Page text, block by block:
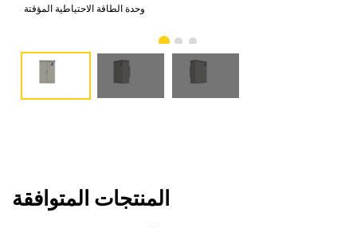
وحدة الطاقة الاحتياطية المؤقتة
المنتجات المتوافقة